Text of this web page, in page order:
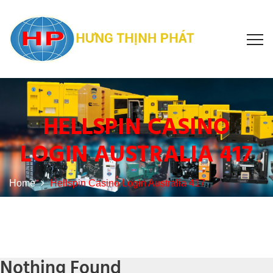
HELLSPIN CASINO
LOGIN AUSTRALIA 417
Home Hellspin Casino Login Australia 417